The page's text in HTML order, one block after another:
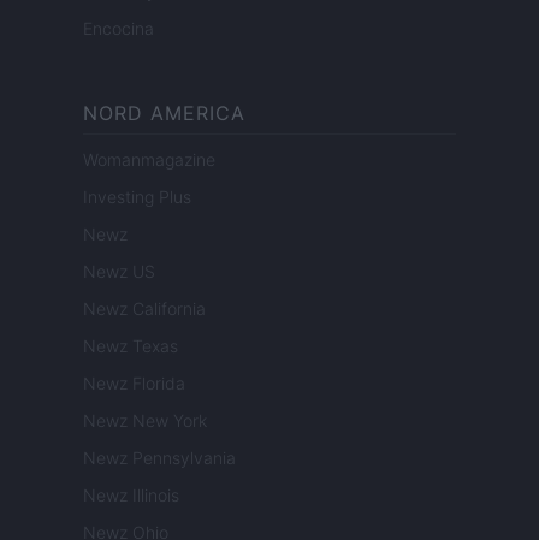
Encocina
NORD AMERICA
Womanmagazine
Investing Plus
Newz
Newz US
Newz California
Newz Texas
Newz Florida
Newz New York
Newz Pennsylvania
Newz Illinois
Newz Ohio